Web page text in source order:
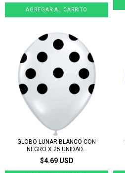
GLOBO LUNAR BLANCO CON
NEGRO X 25 UNIDAD...
$4.69 USD